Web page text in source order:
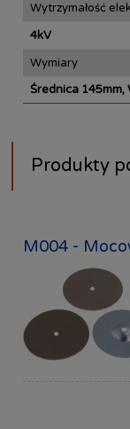
Wytrzymałość
4kV
Wymiary
Średnica 145mm,
Produkty
M004 -